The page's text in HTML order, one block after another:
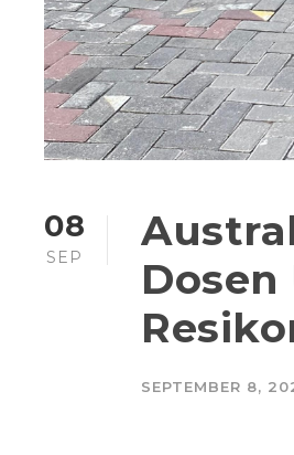
08
SEP
SEPTEMBER 8,